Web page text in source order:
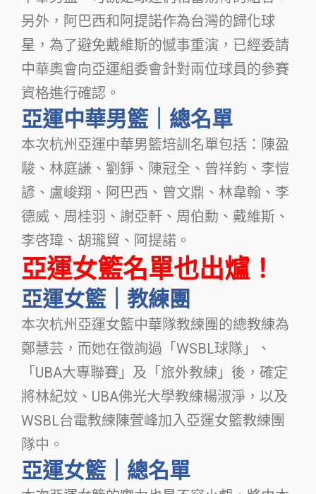
另外，阿巴西和阿提諾作為台灣的歸化球
星，為了避免戴維斯的憾事重演，已經委請
中華奧會向亞運組委會針對兩位球員的參賽
資格進行確認。
亞運中華男籃｜總名單
本次杭州亞運中華男籃培訓名單包括：陳盈
駿、林庭謙、劉錚、陳冠全、曾祥鈞、李愷
諺、盧峻翔、阿巴西、曾文鼎、林韋翰、李
德威、周桂羽、謝亞軒、周伯勳、戴維斯、
李啓瑋、胡瓏貿、阿提諾。
亞運女籃名單也出爐！
亞運女籃｜教練團
本次杭州亞運女籃中華隊教練團的總教練為
鄭慧芸，而她在徵詢過「WSBL球隊」、
「UBA大專聯賽」及「旅外教練」後，確定
將林紀妏、UBA佛光大學教練楊淑淨，以及
WSBL台電教練陳萓峰加入亞運女籃教練團
隊中。
亞運女籃｜總名單